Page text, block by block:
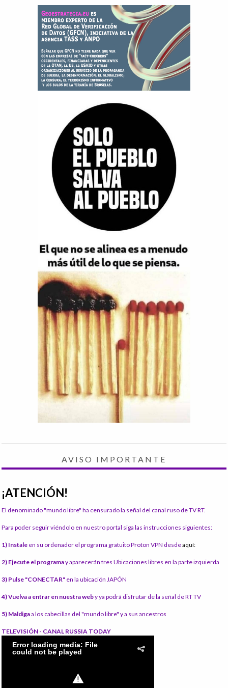
AVISO IMPORTANTE
¡ATENCIÓN!
El denominado "mundo libre" ha censurado la señal del canal ruso de TV RT.
Para poder seguir viéndolo en nuestro portal siga las instrucciones siguientes:
1) Instale en su ordenador el programa gratuito Proton VPN desdeaquí:
2) Ejecute el programay aparecerán tres Ubicaciones libres en la parte izquierda
3) Pulse "CONECTAR" en la ubicación JAPÓN
4) Vuelva a entrar en nuestra weby ya podrá disfrutar de la señal de RT TV
5) Maldigaa los cabecillas del "mundo libre" y a sus ancestros
TELEVISIÓN - CANAL RUSSIA TODAY